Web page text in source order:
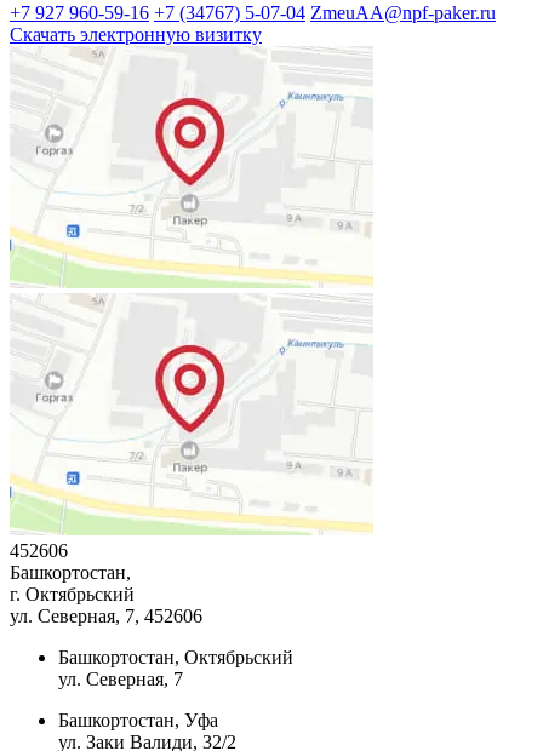
+7 927 960-59-16 +7 (34767) 5-07-04 ZmeuAA@npf-paker.ru
Скачать электронную визитку
452606
Башкортостан,
г. Октябрьский
ул. Северная, 7, 452606
Башкортостан, Октябрьский
ул. Северная, 7
Башкортостан, Уфа
ул. Заки Валиди, 32/2